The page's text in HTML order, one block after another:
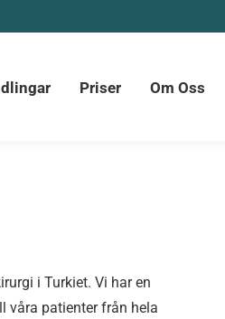
Priser Om Oss
i Turkiet. Vi har en
våra patienter från hela